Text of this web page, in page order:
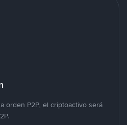
orden P2P, el criptoactivo será